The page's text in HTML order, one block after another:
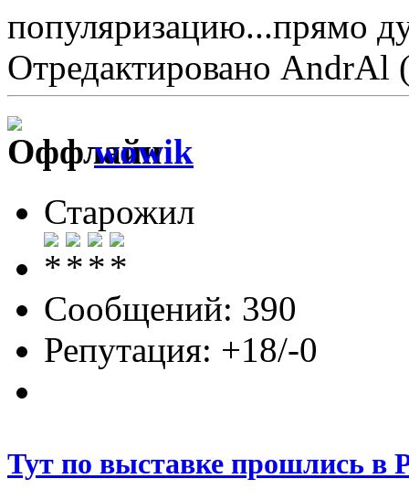
популяризацию...прямо
Отредактировано AndrAl
wowik
Старожил
Сообщений: 390
Репутация: +18/-0
Тут по выставке прошлись в